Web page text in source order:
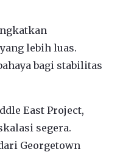
lebih luas.
bagi stabilitas
East Project,
segera.
Georgetown